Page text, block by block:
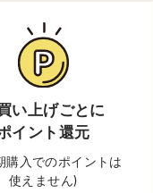
い上げごとに
イント還元
入でのポイントは
使えません)